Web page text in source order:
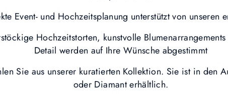
Event- und Hochzeitsplanung unterstützt von unseren
Hochzeitstorten, kunstvolle
Detail werden auf Ihre Wünsche abgestimmt
Sie aus unserer kuratierten Kollektion. Sie ist in den
oder Diamant erhältlich.